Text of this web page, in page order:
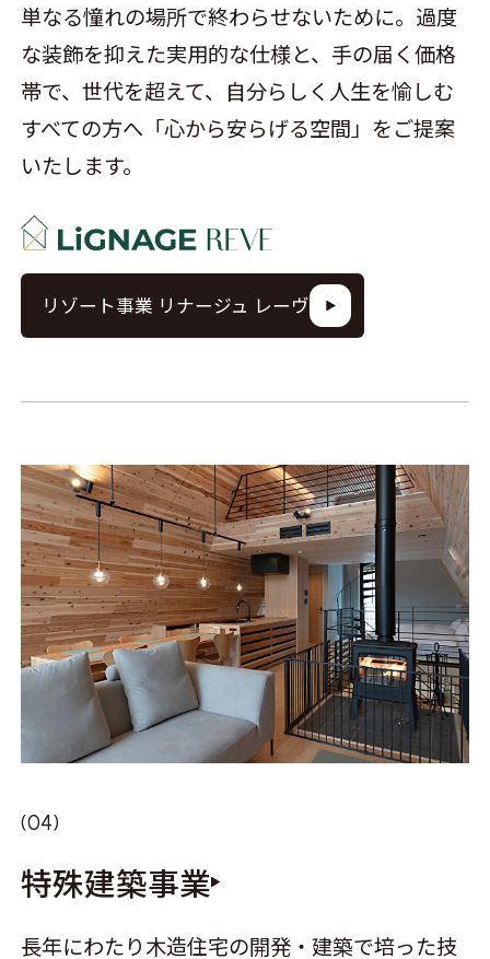
単なる憧れの場所で終わらせないために。過度
な装飾を抑えた実用的な仕様と、手の届く価格
帯で、世代を超えて、自分らしく人生を愉しむ
すべての方へ「心から安らげる空間」をご提案
いたします。
リゾート事業 リナージュ レーヴ
特殊建築事業
長年にわたり木造住宅の開発・建築で培った技